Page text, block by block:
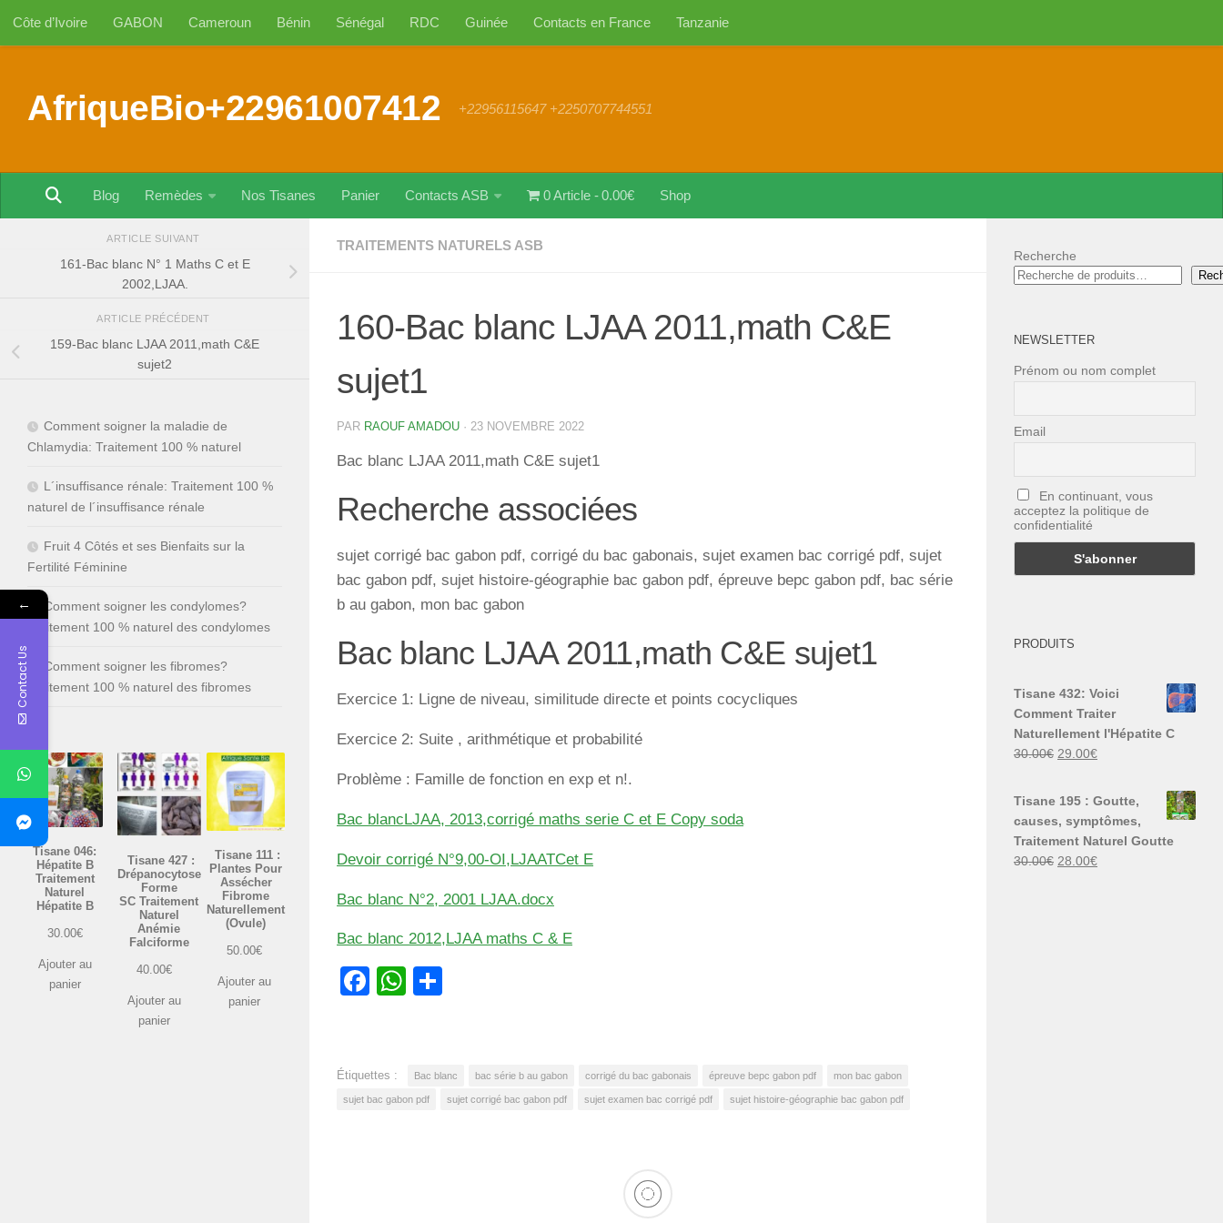
Au dessous du contenu
Côte d’Ivoire GABON Cameroun Bénin Sénégal RDC Guinée Contacts en France Tanzanie
AfriqueBio+22961007412 +22956115647 +2250707744551
Blog Remèdes Nos Tisanes Panier Contacts ASB 0 Article 0.00€ Shop
TRAITEMENTS NATURELS ASB
160-Bac blanc LJAA 2011,math C&E
sujet1
PAR RAOUF AMADOU · 23 NOVEMBRE 2022
Bac blanc LJAA 2011,math C&E sujet1
Recherche associées
sujet corrigé bac gabon pdf, corrigé du bac gabonais, sujet examen bac corrigé pdf, sujet
bac gabon pdf, sujet histoire-géographie bac gabon pdf, épreuve bepc gabon pdf, bac série
b au gabon, mon bac gabon
Bac blanc LJAA 2011,math C&E sujet1
Exercice 1: Ligne de niveau, similitude directe et points cocycliques
Exercice 2: Suite , arithmétique et probabilité
Problème : Famille de fonction en exp et n!.
Bac blancLJAA, 2013,corrigé maths serie C et E Copy soda
Devoir corrigé N°9,00-OI,LJAATCet E
Bac blanc N°2, 2001 LJAA.docx
Bac blanc 2012,LJAA maths C & E
Facebook
WhatsApp
Étiquettes : Bac blanc bac série b au gabon corrigé du bac gabonais épreuve bepc gabon pdf mon bac gabon
sujet bac gabon pdf sujet corrigé bac gabon pdf sujet examen bac corrigé pdf sujet histoire-géographie bac gabon pdf
ARTICLE SUIVANT
161-Bac blanc N° 1 Maths C et E
2002,LJAA.
ARTICLE PRÉCÉDENT
159-Bac blanc LJAA 2011,math C&E
sujet2
Comment soigner la maladie de
Chlamydia: Traitement 100 % naturel
L´insuffisance rénale: Traitement 100 %
naturel de l´insuffisance rénale
Fruit 4 Côtés et ses Bienfaits sur la
Fertilité Féminine
Comment soigner les condylomes?
Traitement 100 % naturel des condylomes
Comment soigner les fibromes?
Traitement 100 % naturel des fibromes
Tisane 046:
Hépatite B
Traitement
Naturel
Hépatite B
30.00€
Ajouter au
panier
Tisane 427 :
Drépanocytose
Forme
SC Traitement
Naturel
Anémie
Falciforme
40.00€
Ajouter au
panier
Tisane 111 :
Plantes Pour
Assécher
Fibrome
Naturellement
(Ovule)
50.00€
Ajouter au
panier
Recherche
NEWSLETTER
Prénom ou nom complet
Email
En continuant, vous
acceptez la politique de
confidentialité
PRODUITS
Tisane 432: Voici
Comment Traiter
Naturellement l'Hépatite C
30.00€ Le
30.00€.
29.00€Le
est :
Tisane 195 : Goutte,
causes, symptômes,
Traitement Naturel Goutte
30.00€ Le
28.00€Le
←
Contact Us